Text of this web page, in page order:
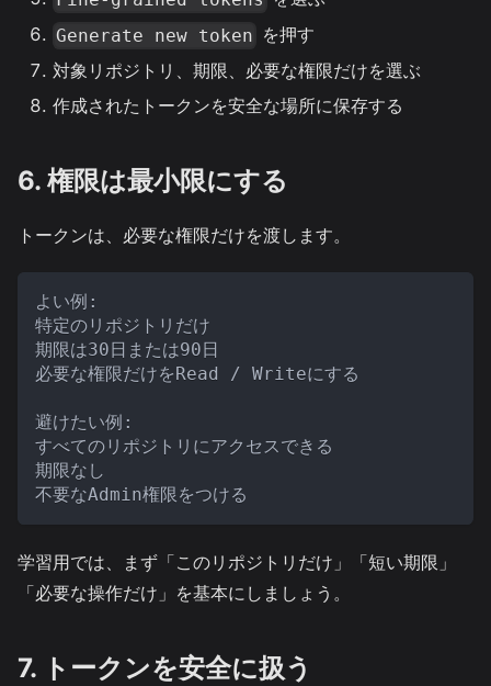
Generate new token を押す
対象リポジトリ、期限、必要な権限だけを選ぶ
作成されたトークンを安全な場所に保存する
6. 権限は最小限にする
トークンは、必要な権限だけを渡します。
よい例:
特定のリポジトリだけ
期限は30日または90日
必要な権限だけをRead / Writeにする
避けたい例:
すべてのリポジトリにアクセスできる
期限なし
不要なAdmin権限をつける
学習用では、まず「このリポジトリだけ」「短い期限」
「必要な操作だけ」を基本にしましょう。
7. トークンを安全に扱う